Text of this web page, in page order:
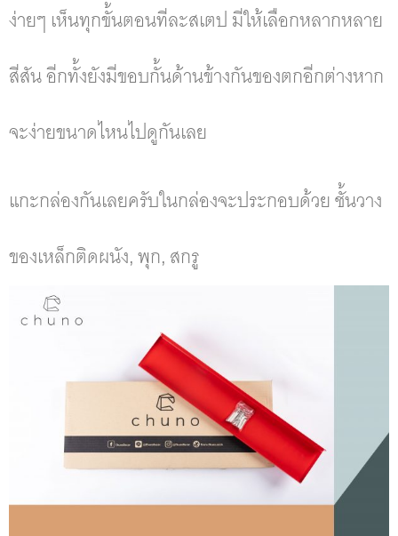
ง่ายๆ เห็นทุกขั้นตอนทีละสเตป มีให้เลือกหลากหลาย
สีสัน อีกทั้งยังมีขอบกั้นด้านข้างกันของตกอีกต่างหาก
จะง่ายขนาดไหนไปดูกันเลย
แกะกล่องกันเลยครับในกล่องจะประกอบด้วย ชั้นวาง
ของเหล็กติดผนัง, พุก, สกรู